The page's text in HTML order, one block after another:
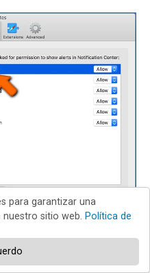
notificaciones del
para garantizar una
sitio web. Política de